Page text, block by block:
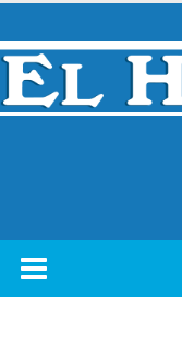
Skip
content